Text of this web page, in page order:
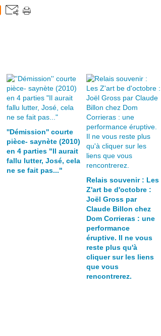
''Démission'' courte
pièce- saynète (2010)
en 4 parties "Il aurait
fallu lutter, José, cela
ne se fait pas..."
Relais souvenir : Les
Z'art be d'octobre :
Joël Gross par
Claude Billon chez
Dom Corrieras : une
performance
éruptive. Il ne vous
reste plus qu'à
cliquer sur les liens
que vous
rencontrerez.